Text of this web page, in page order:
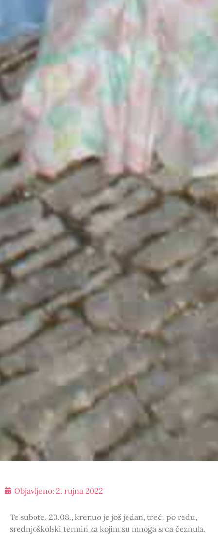
Objavljeno: 2. rujna 2022
Te subote, 20.08., krenuo je još jedan, treći po redu,
srednjoškolski termin za kojim su mnoga srca čeznula.